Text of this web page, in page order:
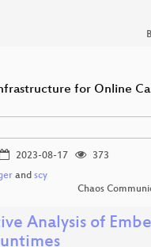
for Online
2023-08-17
373
and scy
Chaos
Analysis of